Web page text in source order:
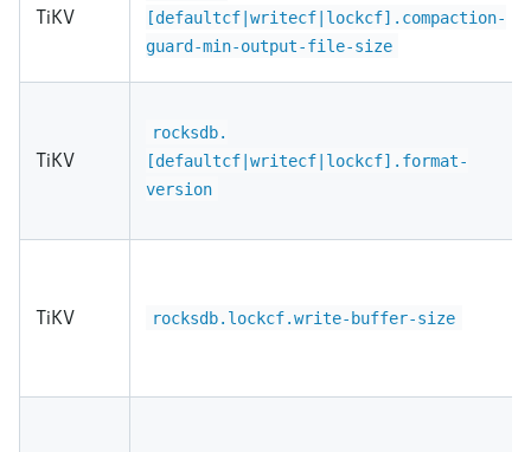
TiKV
[defaultcf|writecf| lockcf] .compaction-
guard-min-output-file-size
TiKV
rocksdb.
[defaultcf|writecf| lockcf] .format-
version
TiKV rocksdb.lockcf.write-buffer-size